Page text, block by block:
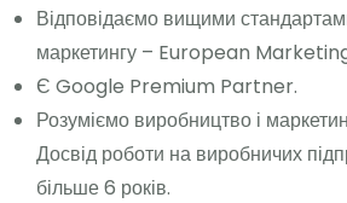
Відповідаємо вищими
маркетингу – European
Є Google Premium Partner.
Розуміємо виробництво і
Досвід роботи на виробничих
більше 6 років.